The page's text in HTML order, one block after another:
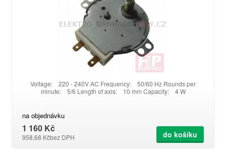
Voltage: 220 - 240V AC Frequency: 50/60 Hz Rounds per
minute: 5/6 Length of axis: 10 mm Capacity: 4 W
na objednávku
1 160 Kč
958,68 Kčbez DPH do košíku